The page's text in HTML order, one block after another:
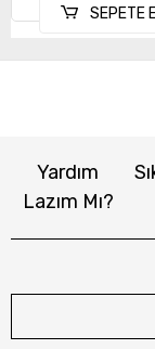
SEPETE
Yardım
Lazım Mı?